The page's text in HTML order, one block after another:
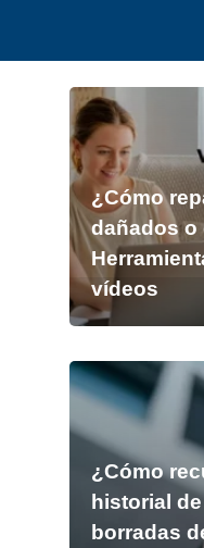
¿Cómo
dañados
vídeos
¿Cómo
historial
borradas